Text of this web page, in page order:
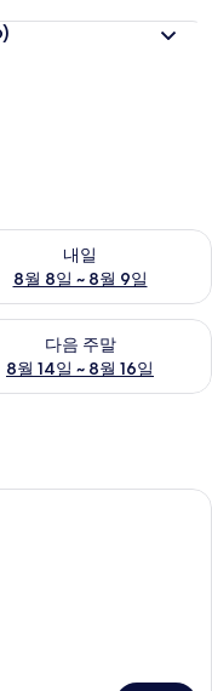
8일
내일
8월 8일 ~ 8월 9일
약 가능 여부 확인, 8월
8월 9일
다음 주말
8월 14일 ~ 8월 16일
말 예약 가능 여부 확인,
, 필로우탑 침대, 미니바, 책상